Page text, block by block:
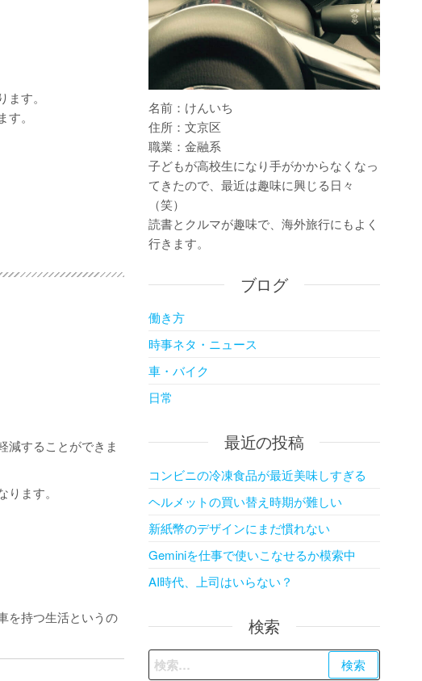
す。
。
減することができま
ます。
を持つ生活というの
名前：けんいち
住所：文京区
職業：金融系
子どもが高校生になり手がかからなくなっ
てきたので、最近は趣味に興じる日々
（笑）
読書とクルマが趣味で、海外旅行にもよく
行きます。
ブログ
働き方
時事ネタ・ニュース
車・バイク
日常
最近の投稿
コンビニの冷凍食品が最近美味しすぎる
ヘルメットの買い替え時期が難しい
新紙幣のデザインにまだ慣れない
Geminiを仕事で使いこなせるか模索中
AI時代、上司はいらない？
検索
検
索: